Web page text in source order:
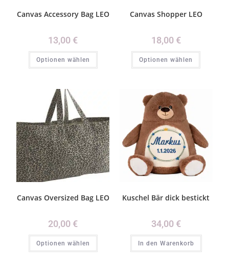
Canvas Accessory Bag LEO
13,00 €
Optionen wählen
Canvas Shopper LEO
18,00 €
Optionen wählen
Canvas Oversized Bag LEO
20,00 €
Optionen wählen
Kuschel Bär dick bestickt
34,00 €
In den Warenkorb